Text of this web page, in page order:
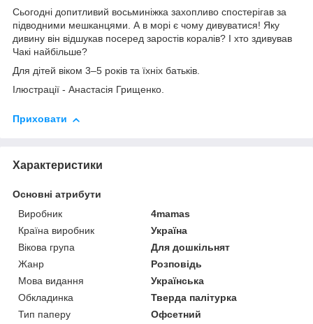
Сьогодні допитливий восьминіжка захопливо спостерігав за
підводними мешканцями. А в морі є чому дивуватися! Яку
дивину він відшукав посеред заростів коралів? І хто здивував
Чакі найбільше?
Для дітей віком 3–5 років та їхніх батьків.
Ілюстрації - Анастасія Грищенко.
Приховати
Характеристики
Основні атрибути
Виробник
4mamas
Країна виробник
Україна
Вікова група
Для дошкільнят
Жанр
Розповідь
Мова видання
Українська
Обкладинка
Тверда палітурка
Тип паперу
Офсетний